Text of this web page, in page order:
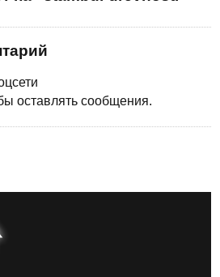
оставлять сообщения.